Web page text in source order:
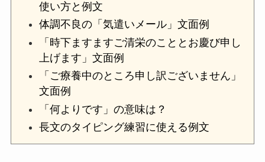
使い方と例文
体調不良の「気遣いメール」文面例
「時下ますますご清栄のこととお慶び申し
上げます」文面例
「ご療養中のところ申し訳ございません」
文面例
「何よりです」の意味は？
長文のタイピング練習に使える例文